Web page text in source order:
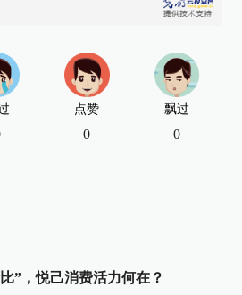
点赞
0
飘过
0
”，悦己消费活力何在？